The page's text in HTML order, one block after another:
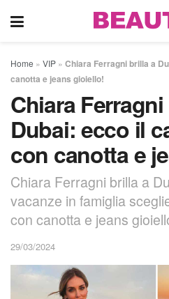
Home » VIP » Chiara Ferragni brilla a
canotta e jeans gioiello!
Chiara
Dubai: ecco il
con canotta e
Chiara Ferragni brilla a
vacanze in famiglia
con canotta e jeans
29/03/2024